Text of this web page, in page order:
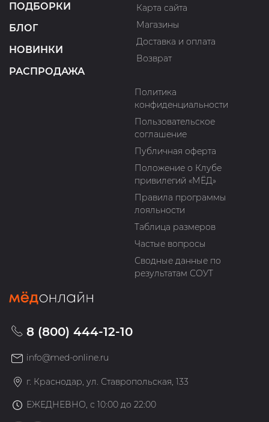
ПОДБОРКИ
БЛОГ
НОВИНКИ
РАСПРОДАЖА
Карта сайта
Магазины
Доставка и оплата
Возврат
Политика
конфиденциальности
Пользовательское
соглашение
Публичная оферта
Положение о Клубе
привилегий «МЁД»
Правила программы
лояльности
Таблица размеров
Частые вопросы
Сводные данные по
результатам СОУТ
8 (800) 444-12-10
info@med-online.ru
г. Краснодар, ул. Ставропольская, 133
ЕЖЕДНЕВНО, с 10:00 до 22:00